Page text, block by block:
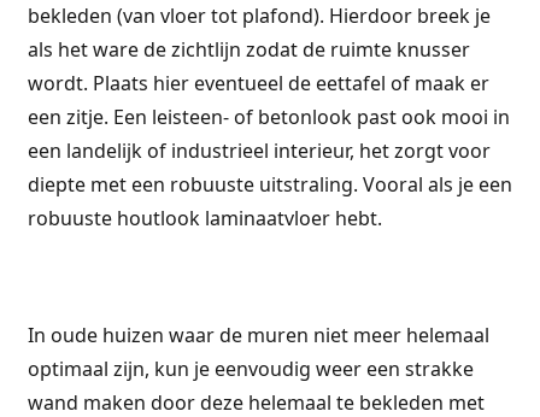
bekleden (van vloer tot plafond). Hierdoor breek je
als het ware de zichtlijn zodat de ruimte knusser
wordt. Plaats hier eventueel de eettafel of maak er
een zitje. Een leisteen- of betonlook past ook mooi in
een landelijk of industrieel interieur, het zorgt voor
diepte met een robuuste uitstraling. Vooral als je een
robuuste houtlook laminaatvloer hebt.
In oude huizen waar de muren niet meer helemaal
optimaal zijn, kun je eenvoudig weer een strakke
wand maken door deze helemaal te bekleden met